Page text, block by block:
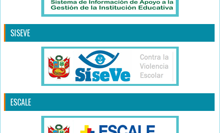
SISEVE
ESCALE